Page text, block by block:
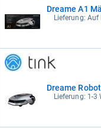
Dreame A1
Lieferung: Auf
Dreame
Lieferung: 1-3